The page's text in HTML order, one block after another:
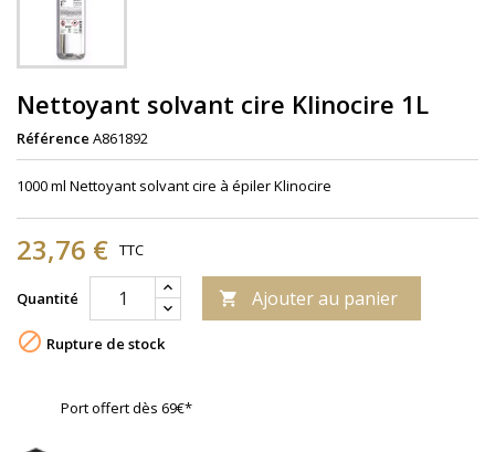
Nettoyant solvant cire Klinocire 1L
Référence A861892
1000 ml Nettoyant solvant cire à épiler Klinocire
23,76 € TTC
Quantité  Ajouter au panier
 Rupture de stock
Port offert dès 69€*